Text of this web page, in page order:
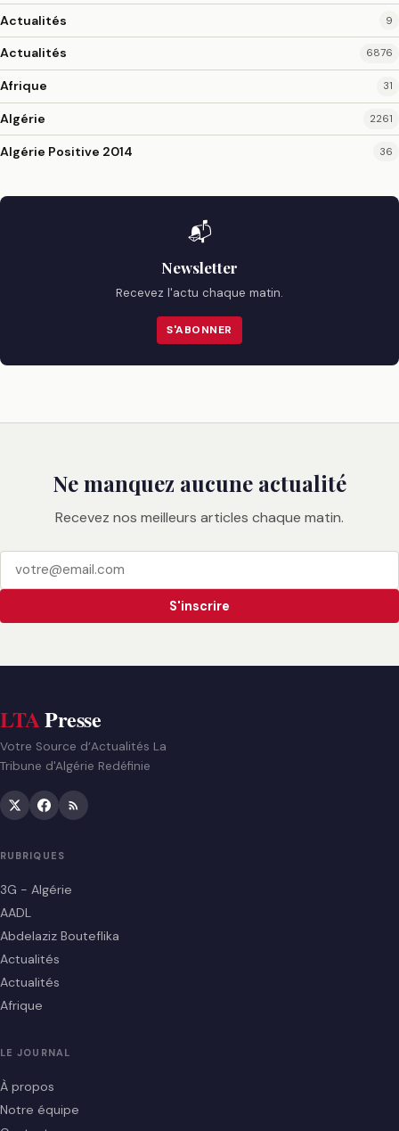
Actualités 9
Actualités 6876
Afrique 31
Algérie 2261
Algérie Positive 2014 36
📬
Newsletter
Recevez l'actu chaque matin.
S'ABONNER
Ne manquez aucune actualité
Recevez nos meilleurs articles chaque matin.
S'inscrire
LTAPresse
Votre Source d’Actualités La
Tribune d'Algérie Redéfinie
RUBRIQUES
3G - Algérie
AADL
Abdelaziz Bouteflika
Actualités
Actualités
Afrique
LE JOURNAL
À propos
Notre équipe